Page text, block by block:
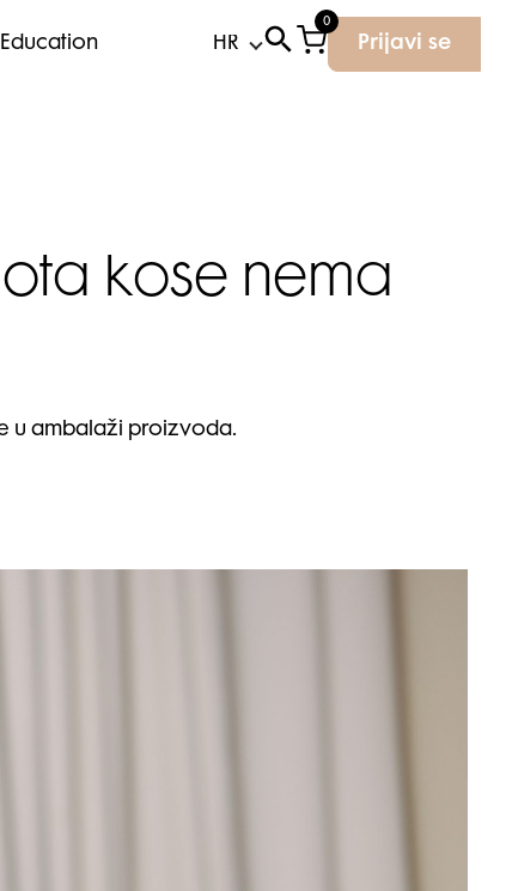
Education
0
Prijavi se
kose nema
u ambalaži proizvoda.